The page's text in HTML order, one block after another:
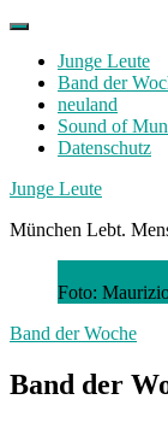
Skip
contentJunge Leute
Band der
neuland
Sound of
Datenschutz
Facebook
Twitter
Instagram
Junge Leute
München Lebt.
Foto:
Band der Woche
Band der